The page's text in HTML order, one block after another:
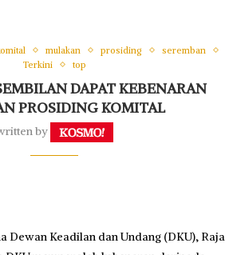
mulakan prosiding
seremban
Terkini
top
DAPAT KEBENARAN
PROSIDING KOMITAL
by
Dewan Keadilan dan Undang (DKU), Raja